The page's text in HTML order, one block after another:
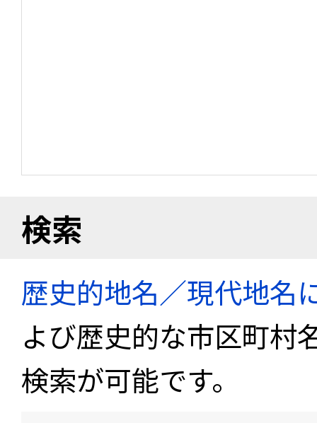
検索
歴史的地名／現代地名
よび歴史的な市区町村
検索が可能です。